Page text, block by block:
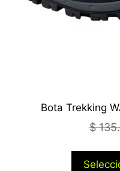
Bota Trekking
$